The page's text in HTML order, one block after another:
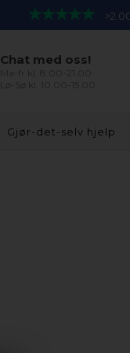
Chat med oss!
Gjør-det-selv hjelp